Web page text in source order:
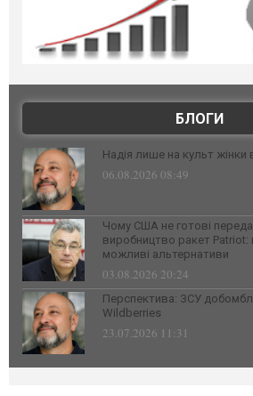
БЛОГИ
Надія лише на культ жінки
06.08.2026 08:49
Чому США не готові
виробництво ракет Patriot:
можливі альтернативи
03.08.2026 20:24
Перспектива: ЗСУ
Wildberries
23.07.2026 11:31